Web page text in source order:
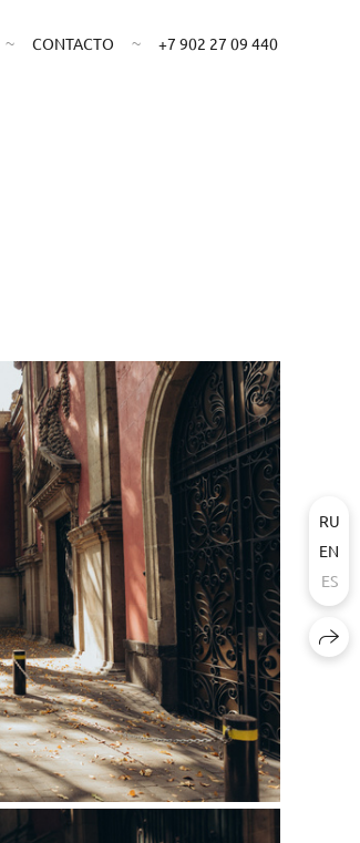
CONTACTO +7 902 27 09 440
RU
EN
ES